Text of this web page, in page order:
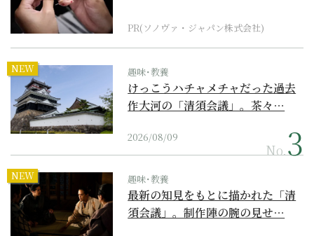
PR(ソノヴァ・ジャパン株式会社)
NEW 趣味･教養
けっこうハチャメチャだった過去
作大河の「清須会議」。茶々…
2026/08/09
No.
NEW 趣味･教養
最新の知見をもとに描かれた「清
須会議」。制作陣の腕の見せ…